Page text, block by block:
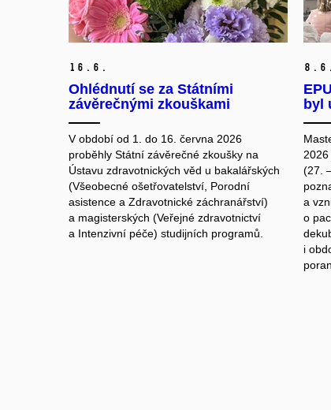
16. 6.
Ohlédnutí se za Státními
závěrečnými zkouškami
V období od 1. do 16. června 2026
proběhly Státní závěrečné zkoušky na
Ústavu zdravotnických věd u bakalářských
(Všeobecné ošetřovatelství, Porodní
asistence a Zdravotnické záchranářství)
a magisterských (Veřejné zdravotnictví
a Intenzivní péče) studijních programů.
8. 6.
byl
(27.
a
o
i